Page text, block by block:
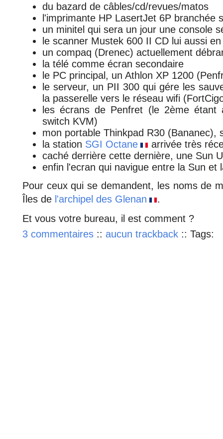
du bazard de câbles/cd/revues/matos
l'imprimante HP LasertJet 6P branchée
un minitel qui sera un jour une console
le scanner Mustek 600 II CD lui aussi
un compaq (Drenec) actuellement
la télé comme écran secondaire
le PC principal, un Athlon XP 1200
le serveur, un PII 300 qui gére les
la passerelle vers le réseau wifi
les écrans de Penfret (le 2ème
switch KVM)
mon portable Thinkpad R30 (Bananec),
la station SGI Octane
arrivée très
caché derrière cette dernière, une Sun
enfin l'ecran qui navigue entre la Sun et
Pour ceux qui se demandent, les noms de
Îles de l'archipel des Glenan
.
Et vous votre bureau, il est comment ?
3 commentaires :: aucun trackback :: Tags: